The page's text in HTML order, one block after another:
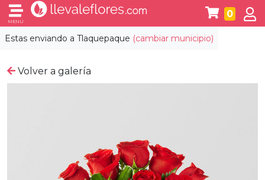
Estas enviando a Tlaquepaque (cambiar municipio)
MENÚ
0
Volver a galería